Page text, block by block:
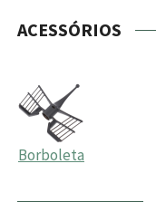
ACESSÓRIOS
Borboleta